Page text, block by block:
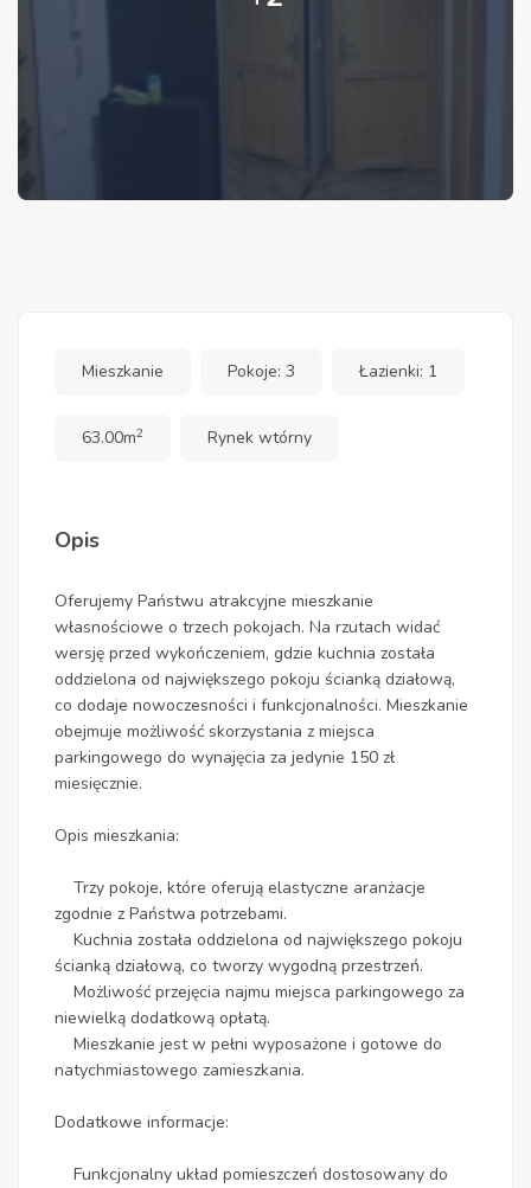
Mieszkanie Pokoje: 3 Łazienki: 1
63.00m2 Rynek wtórny
Opis
Oferujemy Państwu atrakcyjne mieszkanie
własnościowe o trzech pokojach. Na rzutach widać
wersję przed wykończeniem, gdzie kuchnia została
oddzielona od największego pokoju ścianką działową,
co dodaje nowoczesności i funkcjonalności. Mieszkanie
obejmuje możliwość skorzystania z miejsca
parkingowego do wynajęcia za jedynie 150 zł
miesięcznie.
Opis mieszkania:
Trzy pokoje, które oferują elastyczne aranżacje
zgodnie z Państwa potrzebami.
Kuchnia została oddzielona od największego pokoju
ścianką działową, co tworzy wygodną przestrzeń.
Możliwość przejęcia najmu miejsca parkingowego za
niewielką dodatkową opłatą.
Mieszkanie jest w pełni wyposażone i gotowe do
natychmiastowego zamieszkania.
Dodatkowe informacje:
Funkcjonalny układ pomieszczeń dostosowany do